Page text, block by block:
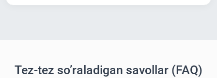
Tez-tez so’raladigan savollar (FAQ)